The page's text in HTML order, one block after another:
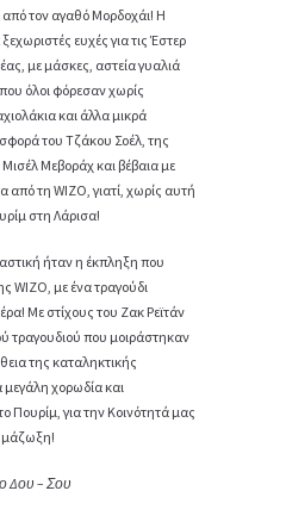
τον αγαθό Μορδοχάι! Η
ευχές για τις Έστερ
με μάσκες, αστεία γυαλιά
όλοι φόρεσαν χωρίς
και άλλα μικρά
του Τζάκου Σοέλ, της
Μεβοράχ και βέβαια με
τη WIZO, γιατί, χωρίς αυτή
στη Λάρισα!
ήταν η έκπληξη που
WIZO, με ένα τραγούδι
Με στίχους του Ζακ Ρεϊτάν
τραγουδιού που μοιράστηκαν
της καταληκτικής
μεγάλη χορωδία και
Πουρίμ, για την Κοινότητά μας
μάζωξη!
Δου – Σου